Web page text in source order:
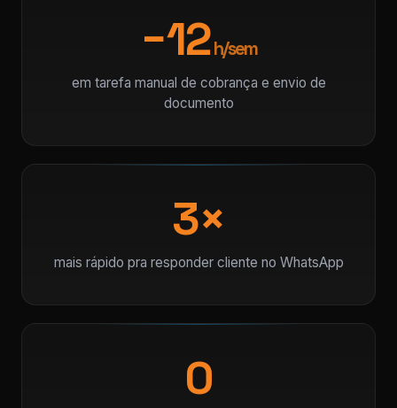
−12h/sem
em tarefa manual de cobrança e envio de
documento
3×
mais rápido pra responder cliente no WhatsApp
0